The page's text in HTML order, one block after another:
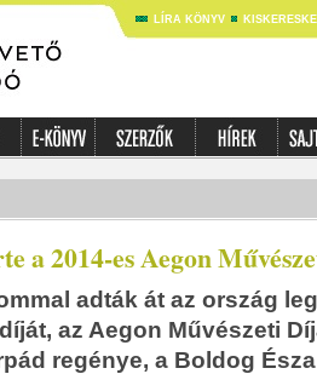
LÍRA KÖNYV
a 2014-es Aegon
adták át az ország
az Aegon Művészeti
regénye, a Boldog